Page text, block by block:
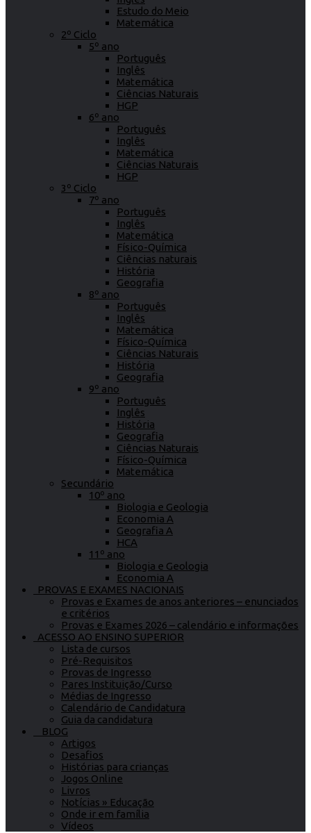
Estudo do Meio
Matemática
2º Ciclo
5º ano
Português
Inglês
Matemática
Ciências Naturais
HGP
6º ano
Português
Inglês
Matemática
Ciências Naturais
HGP
3º Ciclo
7º ano
Português
Inglês
Matemática
Físico-Química
Ciências naturais
História
Geografia
8º ano
Português
Inglês
Matemática
Físico-Química
Ciências Naturais
História
Geografia
9º ano
Português
Inglês
História
Geografia
Ciências Naturais
Físico-Química
Matemática
Secundário
10º ano
Biologia e Geologia
Economia A
Geografia A
HCA
11º ano
Biologia e Geologia
Economia A
PROVAS E EXAMES NACIONAIS
Provas e Exames de anos anteriores – enunciados
e critérios
Provas e Exames 2026 – calendário e informações
ACESSO AO ENSINO SUPERIOR
Lista de cursos
Pré-Requisitos
Provas de Ingresso
Pares Instituição/Curso
Médias de Ingresso
Calendário de Candidatura
Guia da candidatura
BLOG
Artigos
Desafios
Histórias para crianças
Jogos Online
Livros
Notícias » Educação
Onde ir em família
Vídeos